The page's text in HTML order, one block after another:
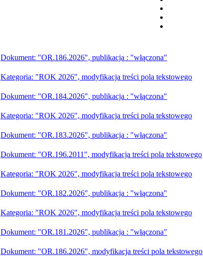
Dokument: "OR.186.2026", publikacja : "włączona"
Kategoria: "ROK 2026", modyfikacja treści pola tekstowego
Dokument: "OR.184.2026", publikacja : "włączona"
Kategoria: "ROK 2026", modyfikacja treści pola tekstowego
Dokument: "OR.183.2026", publikacja : "włączona"
Dokument: "OR.196.2011", modyfikacja treści pola tekstowego
Kategoria: "ROK 2026", modyfikacja treści pola tekstowego
Dokument: "OR.182.2026", publikacja : "włączona"
Kategoria: "ROK 2026", modyfikacja treści pola tekstowego
Dokument: "OR.181.2026", publikacja : "włączona"
Dokument: "OR.186.2026", modyfikacja treści pola tekstowego